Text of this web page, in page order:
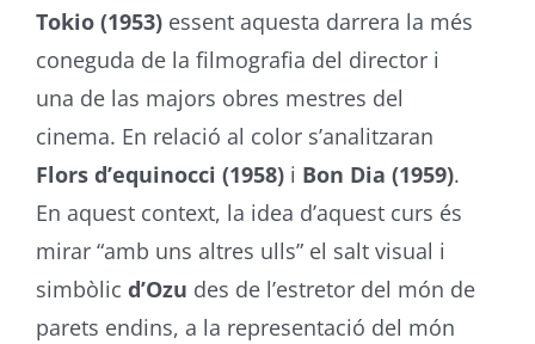
Tokio (1953)essent aquesta darrera la més
coneguda de la filmografia del director i
una de las majors obres mestres del
cinema. En relació al color s’analitzaran
Flors d’equinocci (1958)i Bon Dia (1959).
En aquest context, la idea d’aquest curs és
mirar “amb uns altres ulls” el salt visual i
simbòlic d’Ozu des de l’estretor del món de
parets endins, a la representació del món